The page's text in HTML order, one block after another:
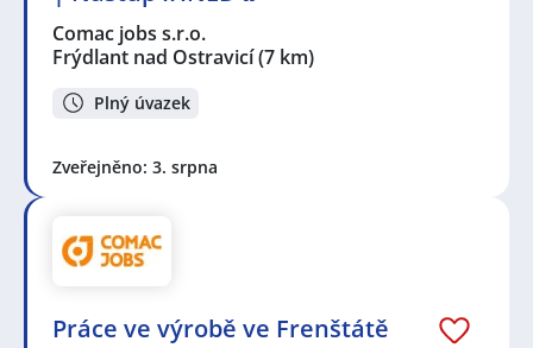
Comac jobs s.r.o.
Frýdlant nad Ostravicí(7 km)
Plný úvazek
Zveřejněno: 3. srpna
Práce ve výrobě ve Frenštátě